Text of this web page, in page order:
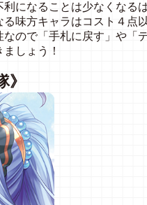
になることは少なくなる
味方キャラはコスト４点
ので「手札に戻す」や「
しょう！